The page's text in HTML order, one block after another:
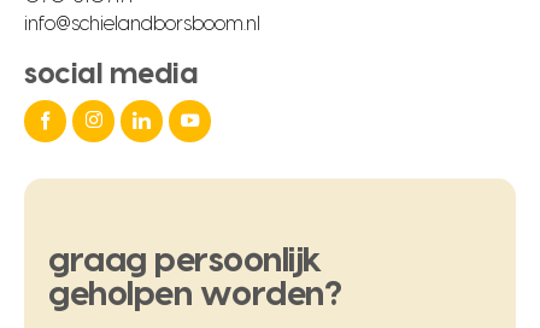
info@schielandborsboom.nl
social media
graag persoonlijk
geholpen worden?